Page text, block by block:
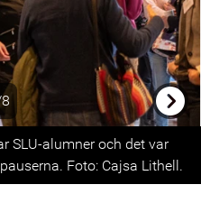
SLU-alumner och det var
Foto: Cajsa Lithell.